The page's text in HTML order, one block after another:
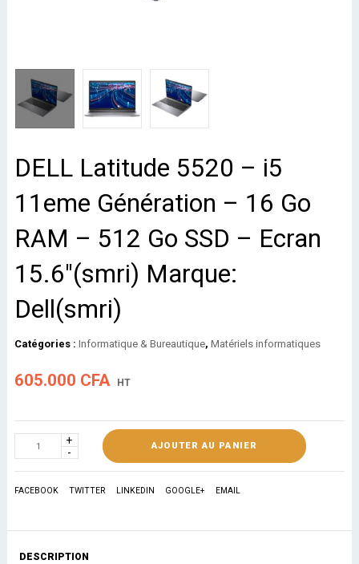
DELL Latitude 5520 – i5
11eme Génération – 16 Go
RAM – 512 Go SSD – Ecran
15.6″(smri) Marque:
Dell(smri)
Catégories : Informatique & Bureautique, Matériels informatiques
605.000 CFA HT
AJOUTER AU PANIER
FACEBOOK TWITTER LINKEDIN GOOGLE+ EMAIL
DESCRIPTION